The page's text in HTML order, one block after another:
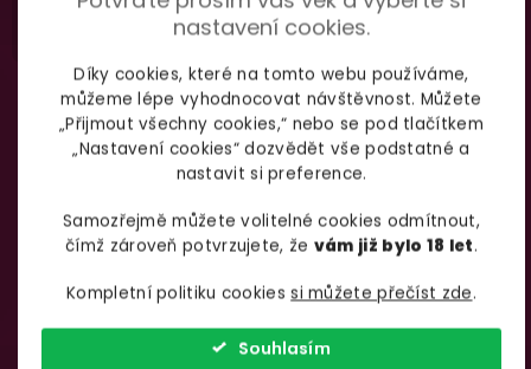
nastavení cookies.
Díky cookies, které na tomto webu používáme,
můžeme lépe vyhodnocovat návštěvnost. Můžete
„Přijmout všechny cookies,“ nebo se pod tlačítkem
„Nastavení cookies“ dozvědět vše podstatné a
nastavit si preference.
Samozřejmě můžete volitelné cookies odmítnout,
čímž zároveň potvrzujete, že vám již bylo 18 let.
Kompletní politiku cookiessi můžete přečíst zde.
Souhlasím